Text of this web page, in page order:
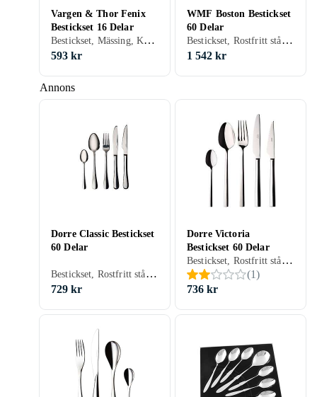
Annons
Vargen & Thor Fenix
Bestickset 16 Delar
Bestickset, Mässing, Koppar, Rostfritt stål, 16 st, Tål maskindisk
593 kr
WMF Boston Bestickset
60 Delar
Bestickset, Rostfritt stål, 60 st
1 542 kr
Dorre Classic Bestickset
60 Delar
Bestickset, Rostfritt stål, 60 st, Tål maskindisk
729 kr
Dorre Victoria
Bestickset 60 Delar
Bestickset, Rostfritt stål, 60 st, Tål maskindisk
(1)
736 kr